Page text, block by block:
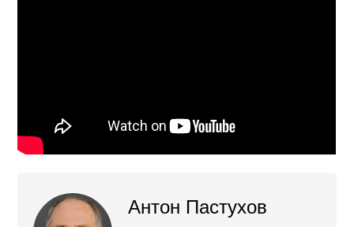
Антон Пастухов